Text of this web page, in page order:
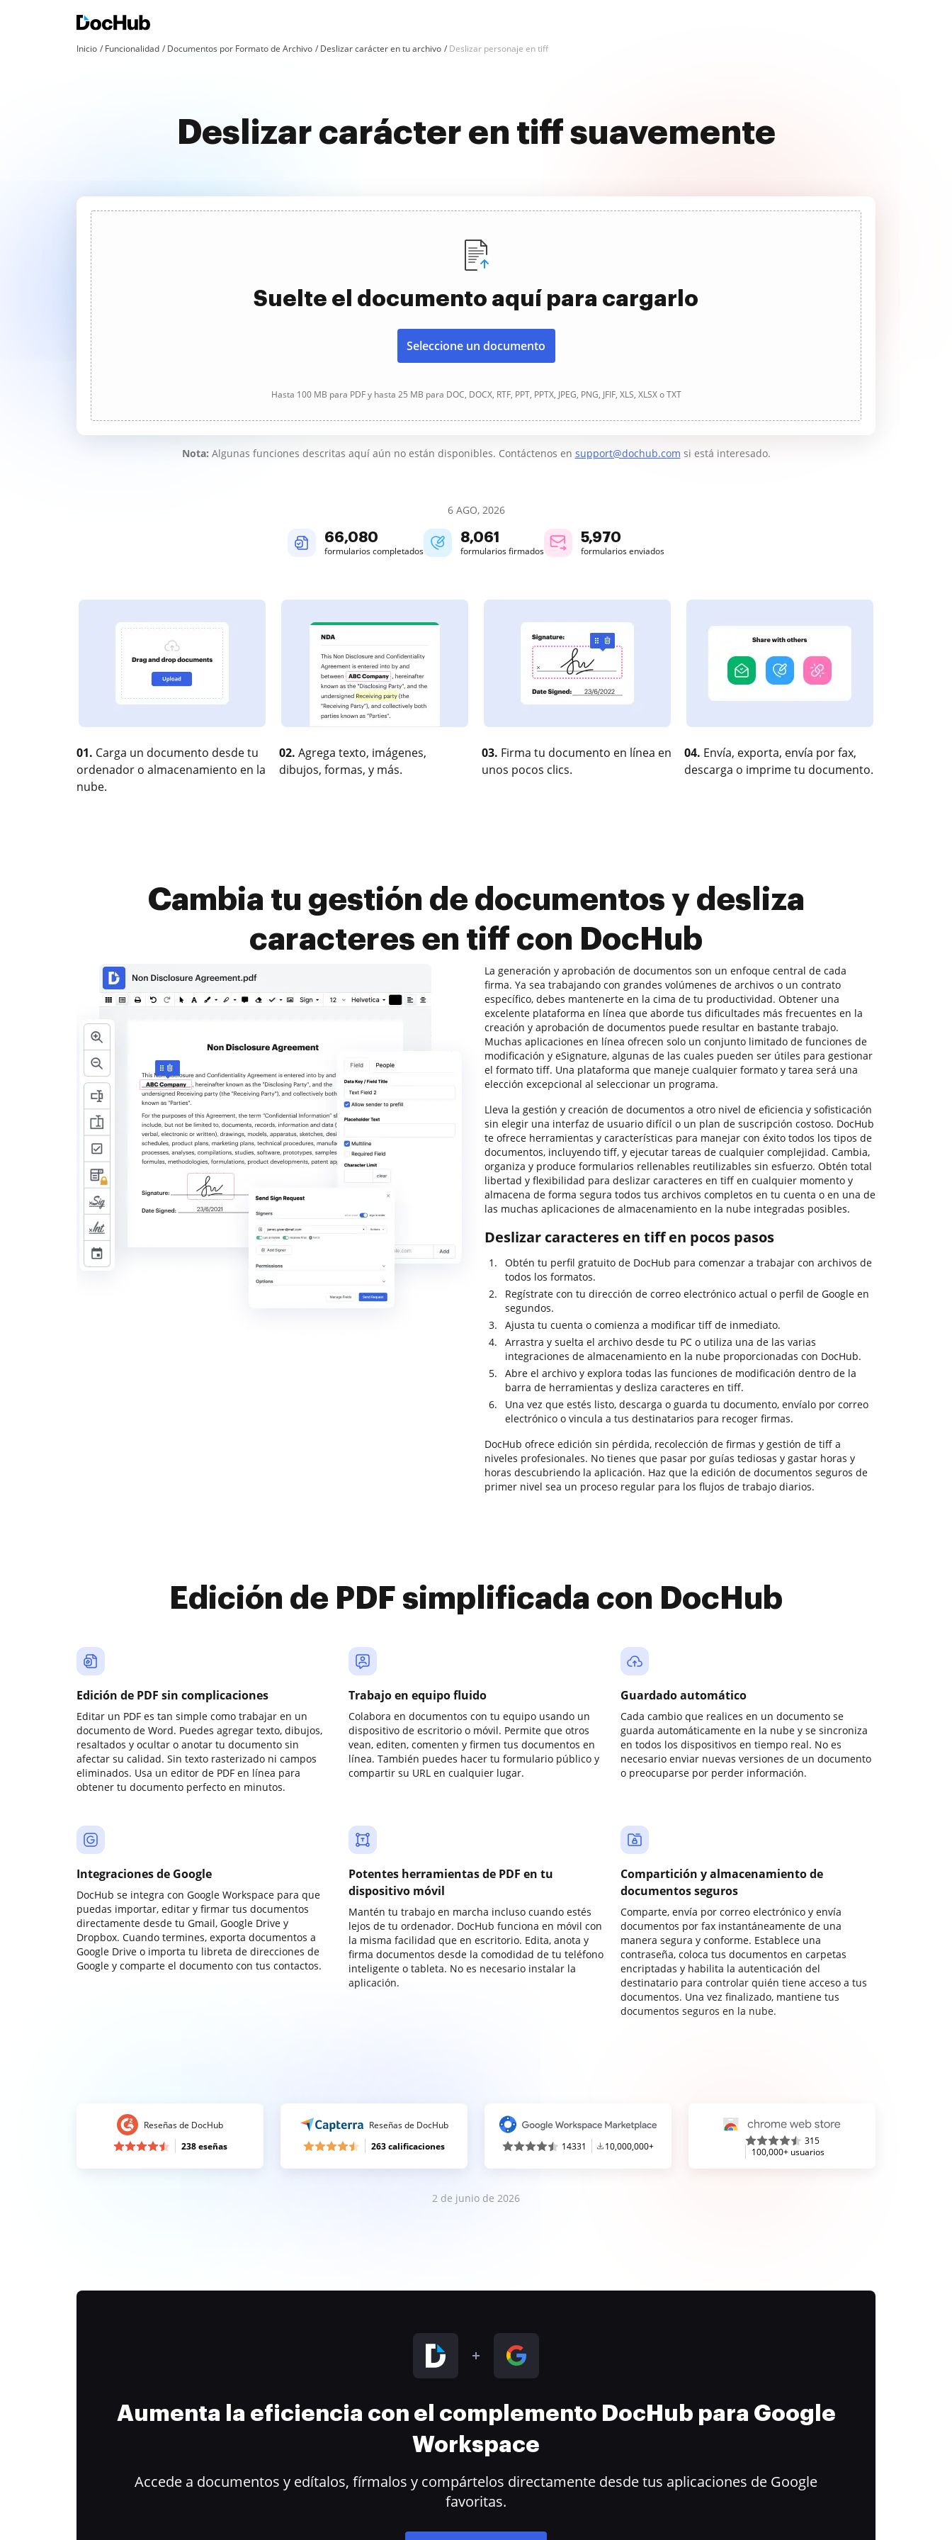
Inicio Funcionalidad Documentos por Formato de Archivo Deslizar carácter en tu archivo Deslizar personaje en tiff
Deslizar carácter en tiff suavemente
Suelte el documento aquí para cargarlo
Seleccione un documento
Hasta 100 MB para PDF y hasta 25 MB para DOC, DOCX, RTF, PPT, PPTX, JPEG, PNG, JFIF, XLS, XLSX o TXT
Nota: Algunas funciones descritas aquí aún no están disponibles. Contáctenos en support@dochub.com si está interesado.
6 AGO, 2026
66,080
formularios completados
8,061
formularios firmados
5,970
formularios enviados
01. Carga un documento desde tu
ordenador o almacenamiento en la
nube.
02. Agrega texto, imágenes,
dibujos, formas, y más.
03. Firma tu documento en línea en
unos pocos clics.
04. Envía, exporta, envía por fax,
descarga o imprime tu documento.
Cambia tu gestión de documentos y desliza
caracteres en tiff con DocHub
La generación y aprobación de documentos son un enfoque central de cada
firma. Ya sea trabajando con grandes volúmenes de archivos o un contrato
específico, debes mantenerte en la cima de tu productividad. Obtener una
excelente plataforma en línea que aborde tus dificultades más frecuentes en la
creación y aprobación de documentos puede resultar en bastante trabajo.
Muchas aplicaciones en línea ofrecen solo un conjunto limitado de funciones de
modificación y eSignature, algunas de las cuales pueden ser útiles para gestionar
el formato tiff. Una plataforma que maneje cualquier formato y tarea será una
elección excepcional al seleccionar un programa.
Lleva la gestión y creación de documentos a otro nivel de eficiencia y sofisticación
sin elegir una interfaz de usuario difícil o un plan de suscripción costoso. DocHub
te ofrece herramientas y características para manejar con éxito todos los tipos de
documentos, incluyendo tiff, y ejecutar tareas de cualquier complejidad. Cambia,
organiza y produce formularios rellenables reutilizables sin esfuerzo. Obtén total
libertad y flexibilidad para deslizar caracteres en tiff en cualquier momento y
almacena de forma segura todos tus archivos completos en tu cuenta o en una de
las muchas aplicaciones de almacenamiento en la nube integradas posibles.
Deslizar caracteres en tiff en pocos pasos
Obtén tu perfil gratuito de DocHub para comenzar a trabajar con archivos de
todos los formatos.
Regístrate con tu dirección de correo electrónico actual o perfil de Google en
segundos.
Ajusta tu cuenta o comienza a modificar tiff de inmediato.
Arrastra y suelta el archivo desde tu PC o utiliza una de las varias
integraciones de almacenamiento en la nube proporcionadas con DocHub.
Abre el archivo y explora todas las funciones de modificación dentro de la
barra de herramientas y desliza caracteres en tiff.
Una vez que estés listo, descarga o guarda tu documento, envíalo por correo
electrónico o vincula a tus destinatarios para recoger firmas.
DocHub ofrece edición sin pérdida, recolección de firmas y gestión de tiff a
niveles profesionales. No tienes que pasar por guías tediosas y gastar horas y
horas descubriendo la aplicación. Haz que la edición de documentos seguros de
primer nivel sea un proceso regular para los flujos de trabajo diarios.
Edición de PDF simplificada con DocHub
Edición de PDF sin complicaciones
Editar un PDF es tan simple como trabajar en un
documento de Word. Puedes agregar texto, dibujos,
resaltados y ocultar o anotar tu documento sin
afectar su calidad. Sin texto rasterizado ni campos
eliminados. Usa un editor de PDF en línea para
obtener tu documento perfecto en minutos.
Trabajo en equipo fluido
Colabora en documentos con tu equipo usando un
dispositivo de escritorio o móvil. Permite que otros
vean, editen, comenten y firmen tus documentos en
línea. También puedes hacer tu formulario público y
compartir su URL en cualquier lugar.
Guardado automático
Cada cambio que realices en un documento se
guarda automáticamente en la nube y se sincroniza
en todos los dispositivos en tiempo real. No es
necesario enviar nuevas versiones de un documento
o preocuparse por perder información.
Integraciones de Google
DocHub se integra con Google Workspace para que
puedas importar, editar y firmar tus documentos
directamente desde tu Gmail, Google Drive y
Dropbox. Cuando termines, exporta documentos a
Google Drive o importa tu libreta de direcciones de
Google y comparte el documento con tus contactos.
Potentes herramientas de PDF en tu
dispositivo móvil
Mantén tu trabajo en marcha incluso cuando estés
lejos de tu ordenador. DocHub funciona en móvil con
la misma facilidad que en escritorio. Edita, anota y
firma documentos desde la comodidad de tu teléfono
inteligente o tableta. No es necesario instalar la
aplicación.
Compartición y almacenamiento de
documentos seguros
Comparte, envía por correo electrónico y envía
documentos por fax instantáneamente de una
manera segura y conforme. Establece una
contraseña, coloca tus documentos en carpetas
encriptadas y habilita la autenticación del
destinatario para controlar quién tiene acceso a tus
documentos. Una vez finalizado, mantiene tus
documentos seguros en la nube.
Reseñas de DocHub
238 eseñas
Reseñas de DocHub
263 calificaciones
14331 10,000,000+
315
100,000+ usuarios
2 de junio de 2026
Aumenta la eficiencia con el complemento DocHub para Google
Workspace
Accede a documentos y edítalos, fírmalos y compártelos directamente desde tus aplicaciones de Google
favoritas.